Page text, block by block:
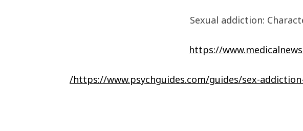
Sexual addiction:
https://
https://www.psychguides.com/guides/sex-